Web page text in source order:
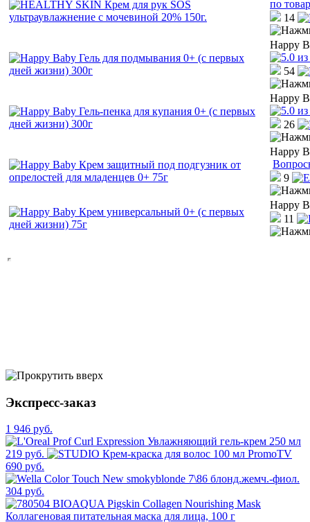
по
14
Happy
54
Happy
26
Happy
9
Happy
11
Экспресс-заказ
1 946 руб.
219 руб.
690 руб.
304 руб.